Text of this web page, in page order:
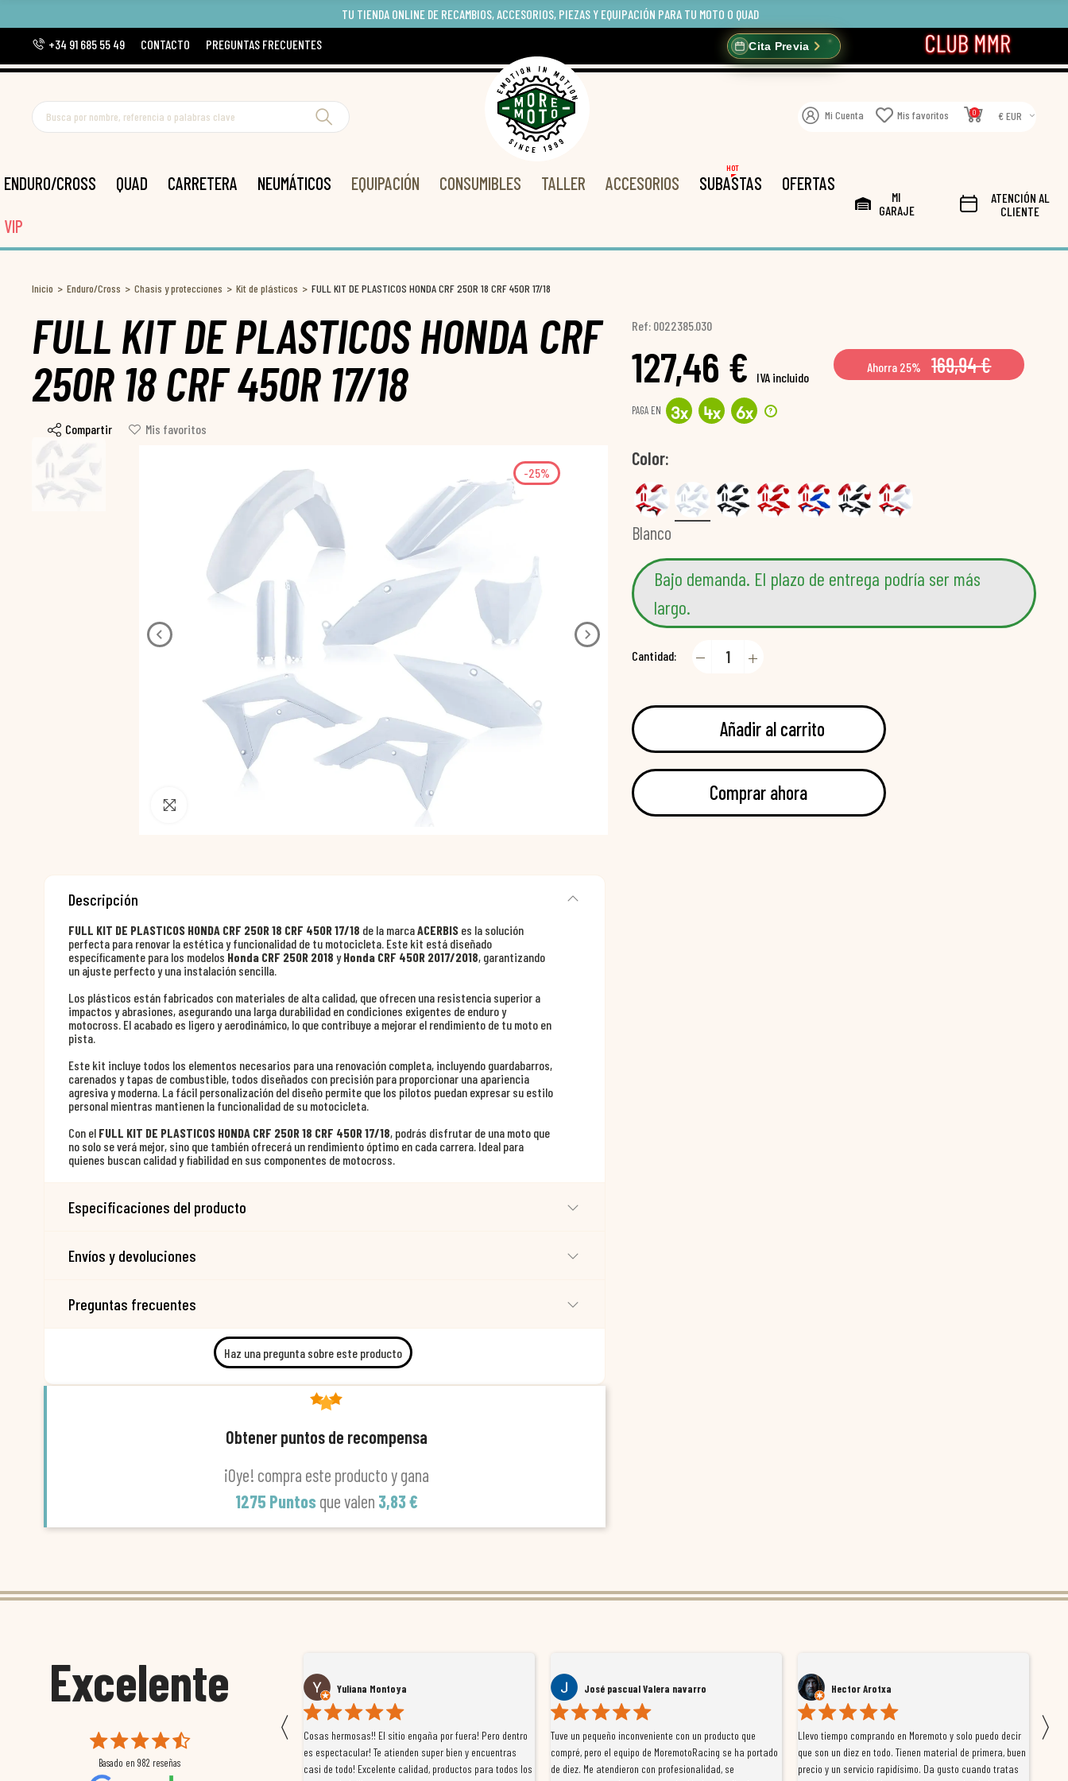
TU TIENDA ONLINE DE RECAMBIOS, ACCESORIOS, PIEZAS Y EQUIPACIÓN PARA TU MOTO O QUAD
+34 91 685 55 49
CONTACTO PREGUNTAS FRECUENTES Cita Previa
Mi Cuenta Mis favoritos 0 € EUR
ENDURO/CROSS QUAD CARRETERA NEUMÁTICOS EQUIPACIÓN CONSUMIBLES TALLER ACCESORIOS SUBASTAS
HOT
OFERTAS
VIP
MI
GARAJE
ATENCIÓN AL
CLIENTE
Inicio Enduro/Cross Chasis y protecciones Kit de plásticos FULL KIT DE PLASTICOS HONDA CRF 250R 18 CRF 450R 17/18
FULL KIT DE PLASTICOS HONDA CRF
250R 18 CRF 450R 17/18
Compartir Mis favoritos
Ref: 0022385.030
127,46 € IVA incluido
Ahorra 25% 169,94 €
PAGA EN 3x 4x 6x ?
-25%
Color
Blanco
Bajo demanda. El plazo de entrega podría ser más
largo.
Cantidad:
Añadir al carrito
Comprar ahora
Descripción
FULL KIT DE PLASTICOS HONDA CRF 250R 18 CRF 450R 17/18 de la marcaACERBIS es la solución
perfecta para renovar la estética y funcionalidad de tu motocicleta. Este kit está diseñado
específicamente para los modelos Honda CRF 250R 2018 yHonda CRF 450R 2017/2018, garantizando
un ajuste perfecto y una instalación sencilla.
Los plásticos están fabricados con materiales de alta calidad, que ofrecen una resistencia superior a
impactos y abrasiones, asegurando una larga durabilidad en condiciones exigentes de enduro y
motocross. El acabado es ligero y aerodinámico, lo que contribuye a mejorar el rendimiento de tu moto en
pista.
Este kit incluye todos los elementos necesarios para una renovación completa, incluyendo guardabarros,
carenados y tapas de combustible, todos diseñados con precisión para proporcionar una apariencia
agresiva y moderna. La fácil personalización del diseño permite que los pilotos puedan expresar su estilo
personal mientras mantienen la funcionalidad de su motocicleta.
Con el FULL KIT DE PLASTICOS HONDA CRF 250R 18 CRF 450R 17/18, podrás disfrutar de una moto que
no solo se verá mejor, sino que también ofrecerá un rendimiento óptimo en cada carrera. Ideal para
quienes buscan calidad y fiabilidad en sus componentes de motocross.
Especificaciones del producto
Envíos y devoluciones
Preguntas frecuentes
Haz una pregunta sobre este producto
Obtener puntos de recompensa
¡Oye! compra este producto y gana
1275 Puntos que valen 3,83 €
Excelente
Basado en 982 reseñas
〈
Susana García Luis
Magnífica atención al cliente. Tuvimos un pequeño
retraso en el pedido y desde el minuto uno se
preocuparon por ayudarnos en todo. Gracias a Sergio,
Yuliana Montoya
Cosas hermosas!! El sitio engaña por fuera! Pero dentro
es espectacular! Te atienden super bien y encuentras
casi de todo! Excelente calidad, productos para todos los
José pascual Valera navarro
Tuve un pequeño inconveniente con un producto que
compré, pero el equipo de MoremotoRacing se ha portado
de diez. Me atendieron con profesionalidad, se
Hector Arotxa
Llevo tiempo comprando en Moremoto y solo puedo decir
que son un diez en todo. Tienen material de primera, buen
precio y un servicio rapidísimo. Da gusto cuando tratas
〉